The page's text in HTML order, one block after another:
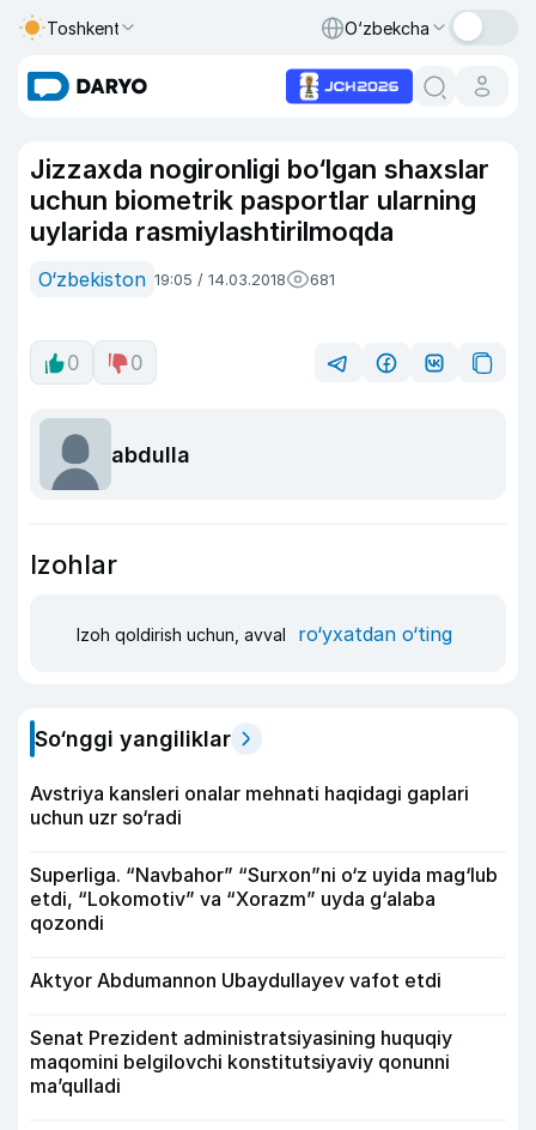
Toshkent O‘zbekcha
Jizzaxda nogironligi bo‘lgan shaxslar
uchun biometrik pasportlar ularning
uylarida rasmiylashtirilmoqda
O‘zbekiston 19:05 / 14.03.2018 681
0 0
abdulla
Izohlar
Izoh qoldirish uchun, avval ro‘yxatdan o‘ting
So‘nggi yangiliklar
Avstriya kansleri onalar mehnati haqidagi gaplari
uchun uzr so‘radi
Superliga. “Navbahor” “Surxon”ni o‘z uyida mag‘lub
etdi, “Lokomotiv” va “Xorazm” uyda g‘alaba
qozondi
Aktyor Abdu­mannon Ubaydullayev vafot etdi
Senat Prezident administratsiyasining huquqiy
maqomini belgilovchi konstitutsiyaviy qonunni
ma’qulladi